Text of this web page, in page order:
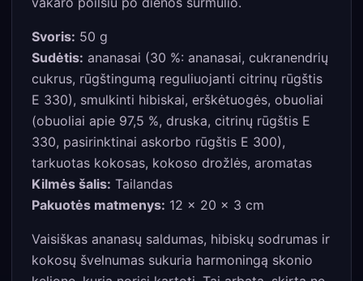
Svoris: 50 g
Sudėtis: ananasai (30 %: ananasai, cukranendrių
cukrus, rūgštingumą reguliuojanti citrinų rūgštis
E 330), smulkinti hibiskai, erškėtuogės, obuoliai
(obuoliai apie 97,5 %, druska, citrinų rūgštis E
330, pasirinktinai askorbo rūgštis E 300),
tarkuotas kokosas, kokoso drožlės, aromatas
Kilmės šalis: Tailandas
Pakuotės matmenys: 12 × 20 × 3 cm
Vaisiškas ananasų saldumas, hibiskų sodrumas ir
kokosų švelnumas sukuria harmoningą skonio